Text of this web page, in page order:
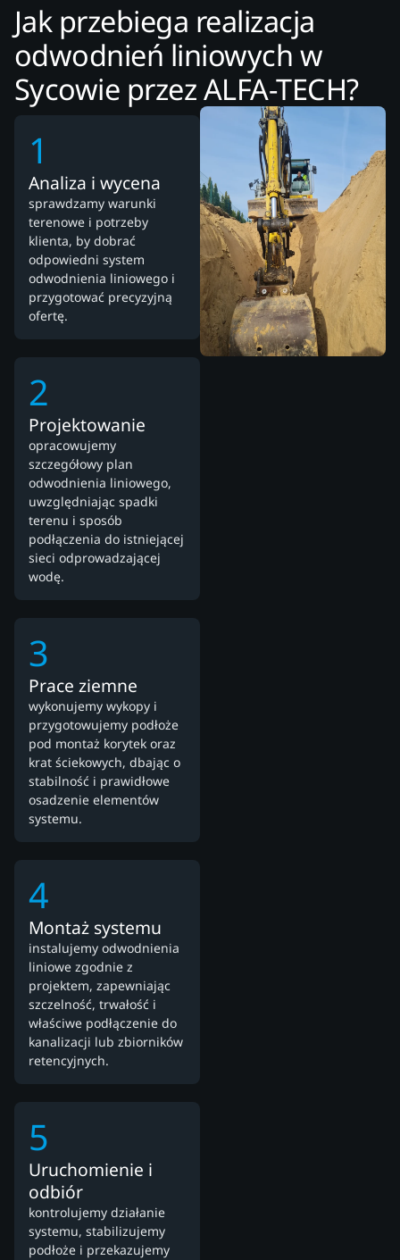
Jak przebiega realizacja
odwodnień liniowych w
Sycowie przez ALFA-TECH?
1
Analiza i wycena
sprawdzamy warunki
terenowe i potrzeby
klienta, by dobrać
odpowiedni system
odwodnienia liniowego i
przygotować precyzyjną
ofertę.
2
Projektowanie
opracowujemy
szczegółowy plan
odwodnienia liniowego,
uwzględniając spadki
terenu i sposób
podłączenia do istniejącej
sieci odprowadzającej
wodę.
3
Prace ziemne
wykonujemy wykopy i
przygotowujemy podłoże
pod montaż korytek oraz
krat ściekowych, dbając o
stabilność i prawidłowe
osadzenie elementów
systemu.
4
Montaż systemu
instalujemy odwodnienia
liniowe zgodnie z
projektem, zapewniając
szczelność, trwałość i
właściwe podłączenie do
kanalizacji lub zbiorników
retencyjnych.
5
Uruchomienie i
odbiór
kontrolujemy działanie
systemu, stabilizujemy
podłoże i przekazujemy